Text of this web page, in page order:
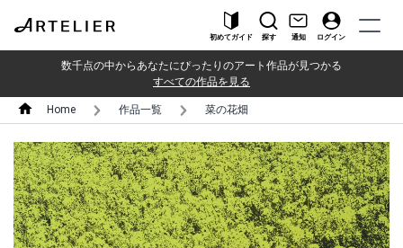
初めてガイド 探す 通知 ログイン
数千点の中からあなたにぴったりのアート作品が見つかる
すべての作品を見る
Home 作品一覧 菜の花畑